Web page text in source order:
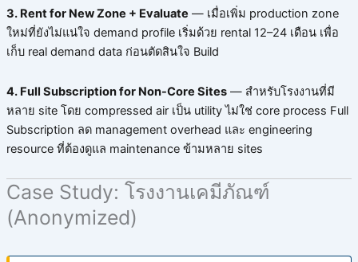
3. Rent for New Zone + Evaluate — เมื่อเพิ่ม production zone
ใหม่ที่ยังไม่แน่ใจ demand profile เริ่มด้วย rental 12–24 เดือน เพื่อ
เก็บ real demand data ก่อนตัดสินใจ Build
4. Full Subscription for Non-Core Sites— สำหรับโรงงานที่มี
หลาย site โดย compressed air เป็น utility ไม่ใช่ core process Full
Subscription ลด management overhead และ engineering
resource ที่ต้องดูแล maintenance ข้ามหลาย sites
Case Study: โรงงานเคมีภัณฑ์
(Anonymized)